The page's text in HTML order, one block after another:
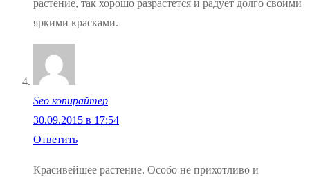
растение, так хорошо разрастется и радует долго своими
яркими красками.
Seo копирайтер
30.09.2015 в 17:54
Ответить
Красивейшее растение. Особо не прихотливо и